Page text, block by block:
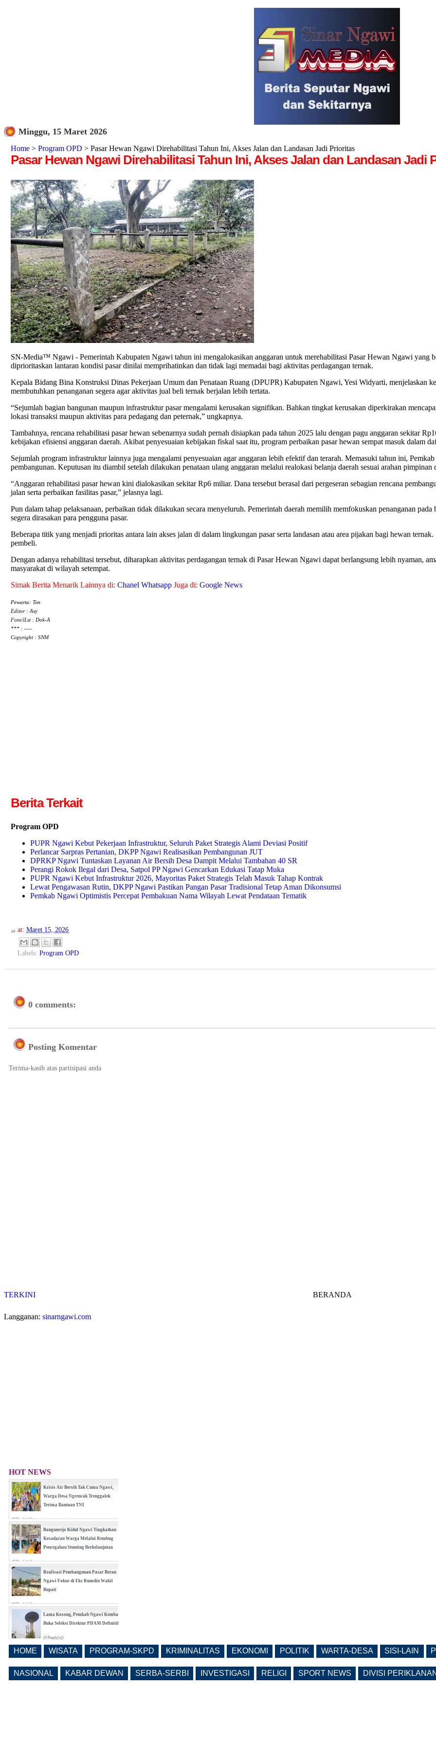
Minggu, 15 Maret 2026
Home > Program OPD > Pasar Hewan Ngawi Direhabilitasi Tahun Ini, Akses Jalan dan Landasan Jadi Prioritas
Pasar Hewan Ngawi Direhabilitasi Tahun Ini, Akses Jalan dan Landasan Jadi
SN-Media™ Ngawi - Pemerintah Kabupaten Ngawi tahun ini mengalokasikan anggaran untuk merehabilitasi Pasar Hewan Ngawi yang
diprioritaskan lantaran kondisi pasar dinilai memprihatinkan dan tidak lagi memadai bagi aktivitas perdagangan ternak.
Kepala Bidang Bina Konstruksi Dinas Pekerjaan Umum dan Penataan Ruang (DPUPR) Kabupaten Ngawi, Yesi Widyarti, menjelaskan
membutuhkan penanganan segera agar aktivitas jual beli ternak berjalan lebih tertata.
“Sejumlah bagian bangunan maupun infrastruktur pasar mengalami kerusakan signifikan. Bahkan tingkat kerusakan diperkirakan
lokasi transaksi maupun aktivitas para pedagang dan peternak,” ungkapnya.
Tambahnya, rencana rehabilitasi pasar hewan sebenarnya sudah pernah disiapkan pada tahun 2025 lalu dengan pagu anggaran sekitar
kebijakan efisiensi anggaran daerah. Akibat penyesuaian kebijakan fiskal saat itu, program perbaikan pasar hewan sempat masuk dalam
Sejumlah program infrastruktur lainnya juga mengalami penyesuaian agar anggaran lebih efektif dan terarah. Memasuki tahun ini,
pembangunan. Keputusan itu diambil setelah dilakukan penataan ulang anggaran melalui realokasi belanja daerah sesuai arahan pimpinan
“Anggaran rehabilitasi pasar hewan kini dialokasikan sekitar Rp6 miliar. Dana tersebut berasal dari pergeseran sebagian rencana
jalan serta perbaikan fasilitas pasar,” jelasnya lagi.
Pun dalam tahap pelaksanaan, perbaikan tidak dilakukan secara menyeluruh. Pemerintah daerah memilih memfokuskan penanganan
segera dirasakan para pengguna pasar.
Beberapa titik yang menjadi prioritas antara lain akses jalan di dalam lingkungan pasar serta landasan atau area pijakan bagi hewan
pembeli.
Dengan adanya rehabilitasi tersebut, diharapkan aktivitas perdagangan ternak di Pasar Hewan Ngawi dapat berlangsung lebih nyaman,
masyarakat di wilayah setempat.
Simak Berita Menarik Lainnya di: Chanel Whatsapp Juga di: Google News
Pewarta: Tim
Editor : Asy
Foto/iLst : Dok-A
*** : ----
Copyright : SNM
Berita Terkait
Program OPD
PUPR Ngawi Kebut Pekerjaan Infrastruktur, Seluruh Paket Strategis Alami Deviasi Positif
Perlancar Sarpras Pertanian, DKPP Ngawi Realisasikan Pembangunan JUT
DPRKP Ngawi Tuntaskan Layanan Air Bersih Desa Dampit Melalui Tambahan 40 SR
Perangi Rokok Ilegal dari Desa, Satpol PP Ngawi Gencarkan Edukasi Tatap Muka
PUPR Ngawi Kebut Infrastruktur 2026, Mayoritas Paket Strategis Telah Masuk Tahap Kontrak
Lewat Pengawasan Rutin, DKPP Ngawi Pastikan Pangan Pasar Tradisional Tetap Aman Dikonsumsi
Pemkab Ngawi Optimistis Percepat Pembakuan Nama Wilayah Lewat Pendataan Tematik
at: Maret 15, 2026
Labels: Program OPD
0 comments:
Posting Komentar
Terima-kasih atas partisipasi anda
TERKINI BERANDA
Langganan: sinarngawi.com
HOT NEWS
Krisis Air Bersih Tak Cuma Ngawi,
Warga Desa Ngrencak Trenggalek
Terima Bantuan TNI
(0 Reply(s))
Bangunrejo Kidul Ngawi Tingkatkan
Kesadaran Warga Melalui Rembug
Pencegahan Stunting Berkelanjutan
(0 Reply(s))
Realisasi Pembangunan Pasar Beran
Ngawi Fokus di Eks Rumdin Wakil
Bupati
(0 Reply(s))
Lama Kosong, Pemkab Ngawi Kembali
Buka Seleksi Direktur PDAM Definitif
(0 Reply(s))
Dikenai Denda dan Pembatasan
HOME WISATA PROGRAM-SKPD KRIMINALITAS EKONOMI POLITIK WARTA-DESA SISI-LAIN
NASIONAL KABAR DEWAN SERBA-SERBI INVESTIGASI RELIGI SPORT NEWS DIVISI